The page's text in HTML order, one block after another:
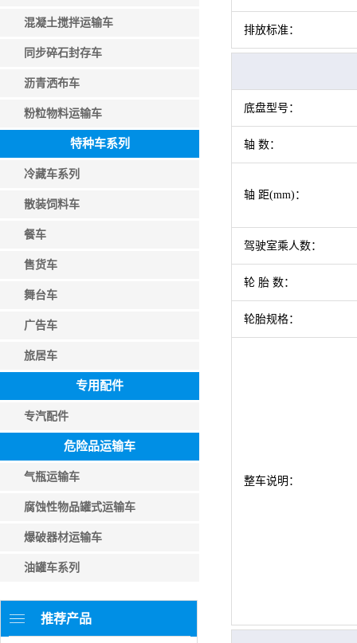
混凝土搅拌运输车
同步碎石封存车
沥青洒布车
粉粒物料运输车
特种车系列
冷藏车系列
散装饲料车
餐车
售货车
舞台车
广告车
旅居车
专用配件
专汽配件
危险品运输车
气瓶运输车
腐蚀性物品罐式运输车
爆破器材运输车
油罐车系列
推荐产品
排放标准：
底盘型号：
轴 数：
轴 距(mm)：
驾驶室乘人数：
轮 胎 数：
轮胎规格：
整车说明：